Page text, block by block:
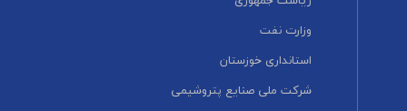
وزارت نفت
استانداری خوزستان
شرکت ملی صنایع پتروشیمی